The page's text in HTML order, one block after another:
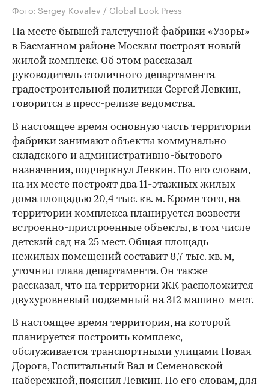
Фото: Sergey Kovalev / Global Look Press
На месте бывшей галстучной фабрики «Узоры»
в Басманном районе Москвы построят новый
жилой комплекс. Об этом рассказал
руководитель столичного департамента
градостроительной политики Сергей Левкин,
говорится в пресс-релизе ведомства.
В настоящее время основную часть территории
фабрики занимают объекты коммунально-
складского и административно-бытового
назначения, подчеркнул Левкин. По его словам,
на их месте построят два 11-этажных жилых
дома площадью 20,4 тыс. кв. м. Кроме того, на
территории комплекса планируется возвести
встроенно-пристроенные объекты, в том числе
детский сад на 25 мест. Общая площадь
нежилых помещений составит 8,7 тыс. кв. м,
уточнил глава департамента. Он также
рассказал, что на территории ЖК расположится
двухуровневый подземный на 312 машино-мест.
В настоящее время территория, на которой
планируется построить комплекс,
обслуживается транспортными улицами Новая
Дорога, Госпитальный Вал и Семеновской
набережной, пояснил Левкин. По его словам, для